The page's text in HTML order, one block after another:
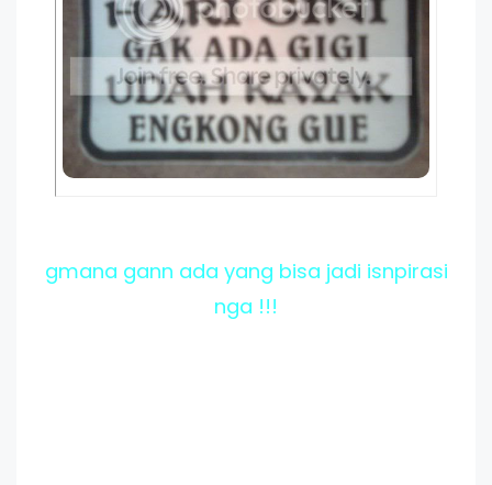
gmana gann ada yang bisa jadi isnpirasi
nga !!!